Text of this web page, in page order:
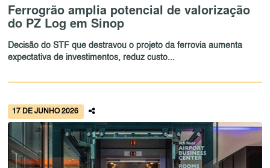
Ferrogrão amplia potencial de valorização
do PZ Log em Sinop
Decisão do STF que destravou o projeto da ferrovia aumenta
expectativa de investimentos, reduz custo...
17 DE JUNHO 2026